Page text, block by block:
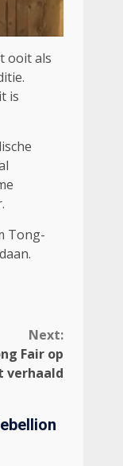
ooit als
is
Tong-
Next:
Fair op
verhaald